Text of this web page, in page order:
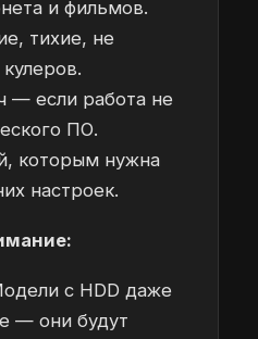
и фильмов.
тихие, не
— если работа не
ПО.
которым нужна
настроек.
с HDD даже
— они будут